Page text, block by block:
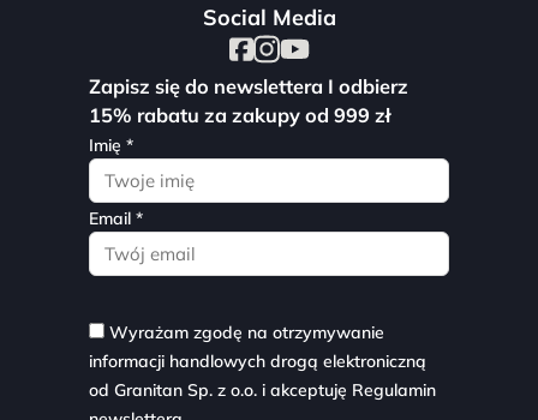
Social Media
Zapisz się do newslettera I odbierz
15% rabatu za zakupy od 999 zł
Imię *
Email *
Wyrażam zgodę na otrzymywanie
informacji handlowych drogą elektroniczną
od Granitan Sp. z o.o. i akceptuję Regulamin